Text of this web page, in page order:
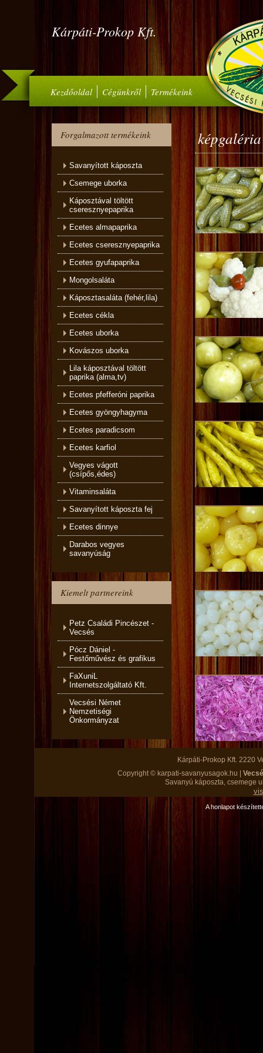
Kárpáti-Prokop Kft.
Kezdőoldal Cégünkről Termékeink
képgaléria
Forgalmazott termékeink
Savanyított káposzta
Csemege uborka
Káposztával töltött
cseresznyepaprika
Ecetes almapaprika
Ecetes cseresznyepaprika
Ecetes gyufapaprika
Mongolsaláta
Káposztasaláta (fehér,lila)
Ecetes cékla
Ecetes uborka
Kovászos uborka
Lila káposztával töltött
paprika (alma,tv)
Ecetes pfefferóni paprika
Ecetes gyöngyhagyma
Ecetes paradicsom
Ecetes karfiol
Vegyes vágott
(csípős,édes)
Vitaminsaláta
Savanyított káposzta fej
Ecetes dinnye
Darabos vegyes
savanyúság
Kiemelt partnereink
Petz Családi Pincészet -
Vecsés
Pócz Dániel -
Festőművész és grafikus
FaXuniL
Internetszolgáltató Kft.
Vecsési Német
Nemzetiségi
Önkormányzat
Kárpáti-Prokop Kft. 2220
Copyright © karpati-savanyusagok.hu |
Savanyú káposzta, csemege
A honlapot